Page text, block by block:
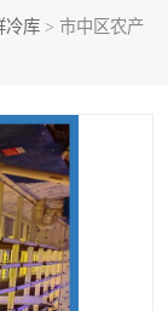
冷库 > 市中区农产
阳保鲜冷库
装,广元冻库造
泸州冷库